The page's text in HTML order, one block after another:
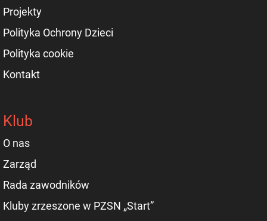
Projekty
Polityka Ochrony Dzieci
Polityka cookie
Kontakt
Klub
O nas
Zarząd
Rada zawodników
Kluby zrzeszone w PZSN „Start”